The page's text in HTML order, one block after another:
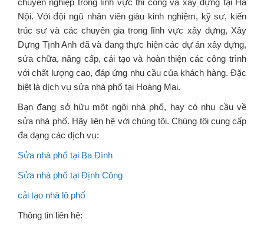
Nội. Với đội ngũ nhân viên giàu kinh nghiệm, kỹ sư, kiến
trúc sư và các chuyên gia trong lĩnh vực xây dựng, Xây
Dựng Tịnh Anh đã và đang thực hiện các dự án xây dựng,
sửa chữa, nâng cấp, cải tạo và hoàn thiện các công trình
với chất lượng cao, đáp ứng nhu cầu của khách hàng. Đặc
biệt là dịch vụ sửa nhà phố tại Hoàng Mai.
Bạn đang sở hữu một ngôi nhà phố, hay có nhu cầu về
sửa nhà phố. Hãy liên hệ với chúng tôi. Chúng tôi cung cấp
đa dạng các dịch vụ:
Sửa nhà phố tại Ba Đình
Sửa nhà phố tại Định Công
cải tạo nhà lô phố
Thông tin liên hệ: